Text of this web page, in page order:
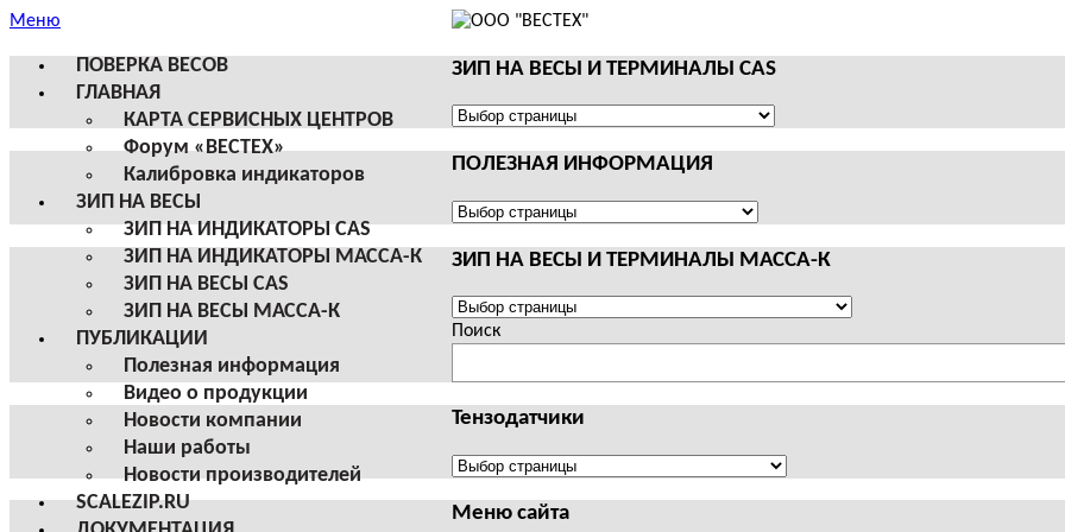
Меню
ПОВЕРКА ВЕСОВ
ГЛАВНАЯ
КАРТА СЕРВИСНЫХ ЦЕНТРОВ
Форум «ВЕСТЕХ»
Калибровка индикаторов
ЗИП НА ВЕСЫ
ЗИП НА ИНДИКАТОРЫ CAS
ЗИП НА ИНДИКАТОРЫ МАССА-К
ЗИП НА ВЕСЫ CAS
ЗИП НА ВЕСЫ МАССА-К
ПУБЛИКАЦИИ
Полезная информация
Видео о продукции
Новости компании
Наши работы
Новости производителей
SCALEZIP.RU
ЗИП НА ВЕСЫ И ТЕРМИНАЛЫ CAS
ЗИП
ВЕСЫ
ТЕРМИНАЛЫ
ПОЛЕЗНАЯ ИНФОРМАЦИЯ
ПОЛЕЗНАЯ
ЗИП НА ВЕСЫ И ТЕРМИНАЛЫ МАССА-К
ЗИП
НА
И
ТЕРМИНАЛЫ
МАССА-
Поиск
Тензодатчики
Тензодатчики
Меню сайта